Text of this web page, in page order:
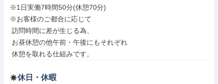
※1日実働7時間50分(休憩70分)
※お客様のご都合に応じて
休憩を取れる仕組みです。
休日・休暇